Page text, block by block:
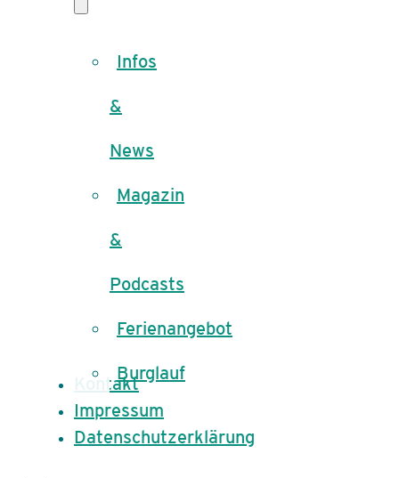
Infos
&
News
Magazin
&
Podcasts
Ferienangebot
Burglauf
Kontakt
Impressum
Datenschutzerklärung